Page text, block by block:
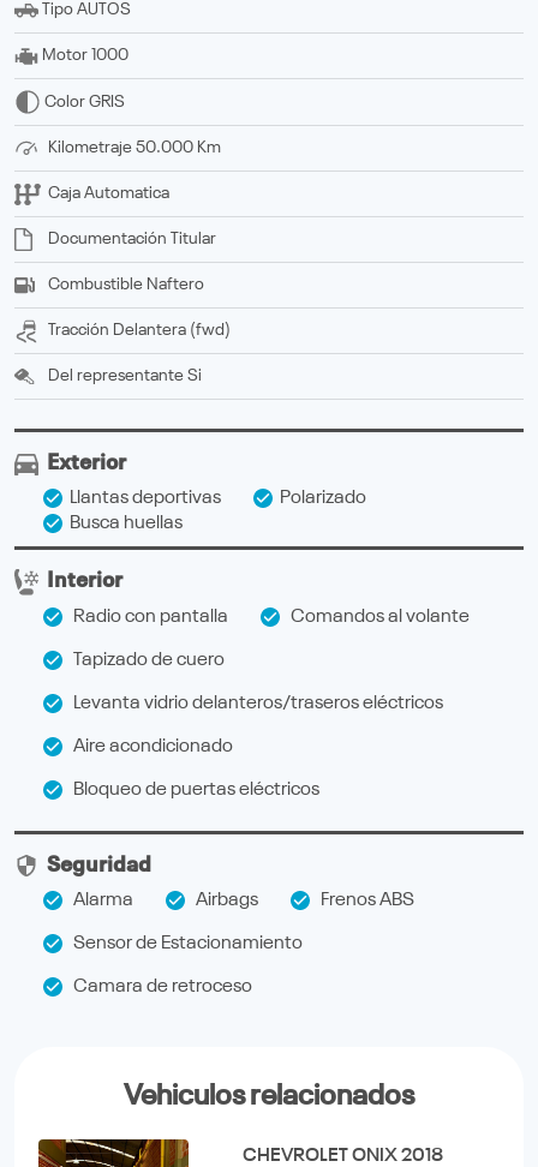
Tipo AUTOS
Motor 1000
Color GRIS
Kilometraje 50.000 Km
Caja Automatica
Documentación titular
Combustible Naftero
Tracción delantera (fwd)
Del representante Si
Exterior
Llantas deportivas
Polarizado
Busca huellas
Interior
Radio con pantalla Comandos al volante
Tapizado de cuero
Levanta vidrio delanteros/traseros eléctricos
Aire acondicionado
Bloqueo de puertas eléctricos
Seguridad
Alarma Airbags Frenos ABS
Sensor de Estacionamiento
Camara de retroceso
Vehiculos relacionados
CHEVROLET ONIX 2018